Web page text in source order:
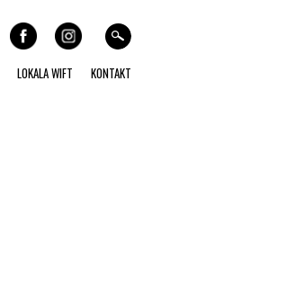
LOKALA WIFT KONTAKT